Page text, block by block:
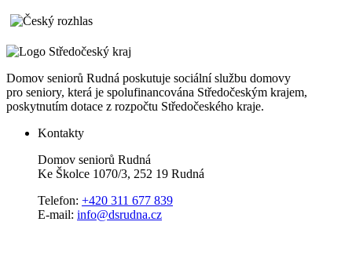
Domov seniorů Rudná poskutuje sociální službu domovy
pro seniory, která je spolufinancována Středočeským krajem,
poskytnutím dotace z rozpočtu Středočeského kraje.
Kontakty
Domov seniorů Rudná
Ke Školce 1070/3, 252 19 Rudná
Telefon: +420 311 677 839
E-mail: info@dsrudna.cz